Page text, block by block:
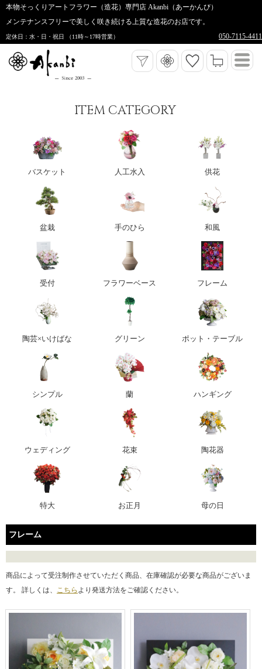
本物そっくりアートフラワー（造花）専門店 Akanbi（あーかんび）
メンテナンスフリーで美しく咲き続ける上質な造花のお店です。
定休日：水・日・祝日 （11時～17時営業） 050-7115-4411
ITEM CATEGORY
バスケット 人工水入 供花
盆栽 手のひら 和風
受付 フラワーベース フレーム
陶芸×いけばな グリーン ポット・テーブル
シンプル 蘭 ハンギング
ウェディング 花束 陶花器
特大 お正月 母の日
フレーム
商品によって受注制作させていただく商品、在庫確認が必要な商品がございま
す。 詳しくは、 こちら より発送方法をご確認ください。